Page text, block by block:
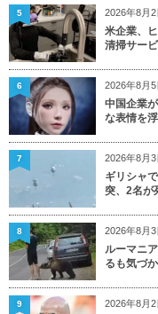
2026年8月2
米企業、
清掃サー
5
2026年8月5
中国企業
な表情を
6
2026年8月3
ギリシャ
突、2名が
7
2026年8月3
ルーマニ
るも気づ
8
2026年8月2
9